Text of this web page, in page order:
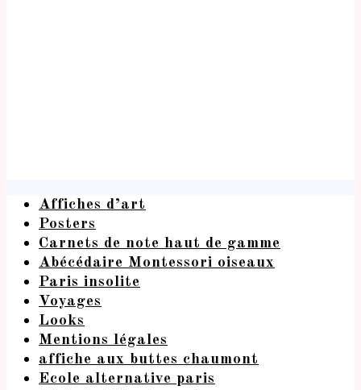
Affiches d’art
Posters
Carnets de note haut de gamme
Abécédaire Montessori oiseaux
Paris insolite
Voyages
Looks
Mentions légales
affiche aux buttes chaumont
Ecole alternative paris